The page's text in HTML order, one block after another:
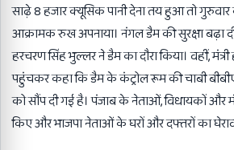
साढ़े 8 हजार क्यूसिक पानी देना तय हुआ तो
आक्रामक रुख अपनाया। नंगल डैम की सुरक्षा बढ़ा
हरचरण सिंह भुल्लर ने डैम का दौरा किया। वहीं,
पहुंचकर कहा कि डैम के कंट्रोल रूम की चाबी
को सौंप दी गई है। पंजाब के नेताओं, विधायकों और
किए और भाजपा नेताओं के घरों और दफ्तरों का